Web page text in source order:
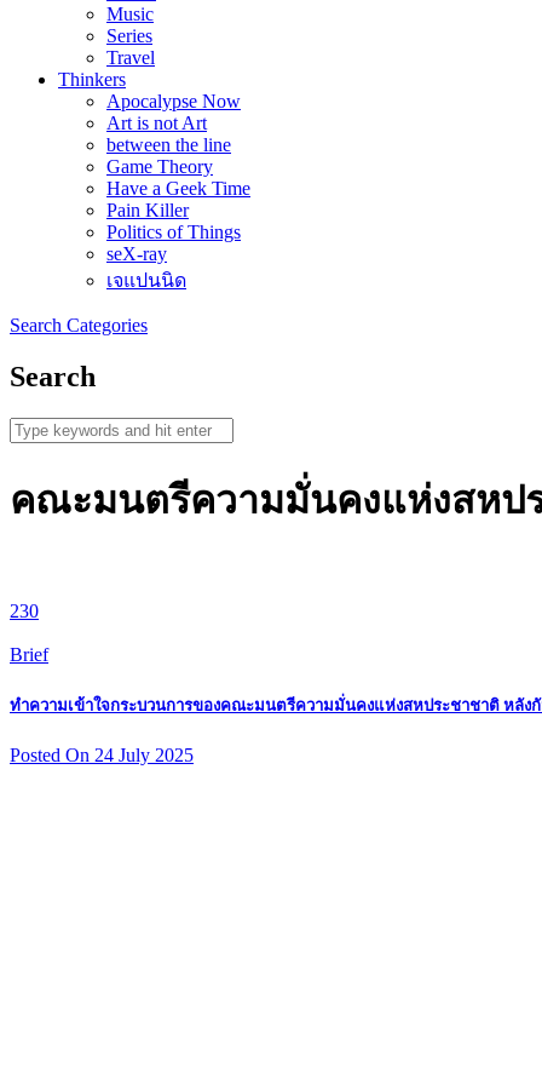
Music
Series
Travel
Thinkers
Apocalypse Now
Art is not Art
between the line
Game Theory
Have a Geek Time
Pain Killer
Politics of Things
seX-ray
เจแปนนิด
Search Categories
Search
คณะมนตรีความมั่นคงแห่งสหป
230
Brief
ทำความเข้าใจกระบวนการของคณะมนตรีความมั่นคงแห่งสหประชาชาติ หลั
Posted On 24 July 2025